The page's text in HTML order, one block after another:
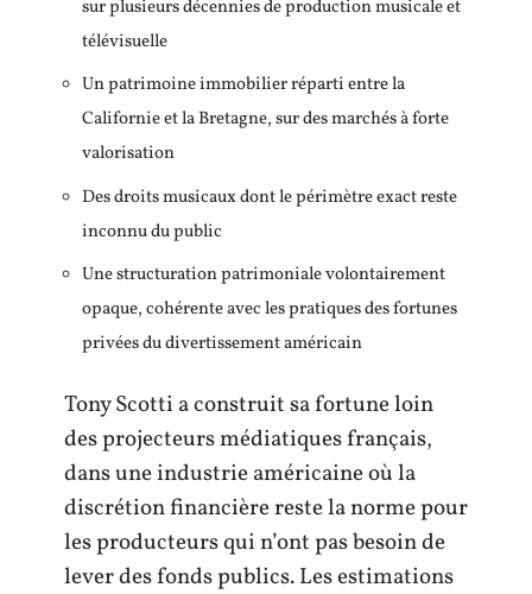
sur plusieurs décennies de production musicale et
télévisuelle
Un patrimoine immobilier réparti entre la
Californie et la Bretagne, sur des marchés à forte
valorisation
Des droits musicaux dont le périmètre exact reste
inconnu du public
Une structuration patrimoniale volontairement
opaque, cohérente avec les pratiques des fortunes
privées du divertissement américain
Tony Scotti a construit sa fortune loin
des projecteurs médiatiques français,
dans une industrie américaine où la
discrétion financière reste la norme pour
les producteurs qui n’ont pas besoin de
lever des fonds publics. Les estimations